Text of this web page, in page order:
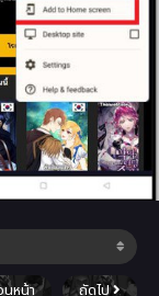
หน้า ถัดไป